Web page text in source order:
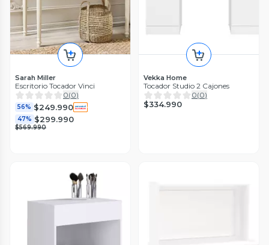
Sarah Miller
Escritorio Tocador Vinci
0(0)
56% $249.990
47% $299.990
$569.990
Vekka Home
Tocador Studio 2 Cajones
0(0)
$334.990